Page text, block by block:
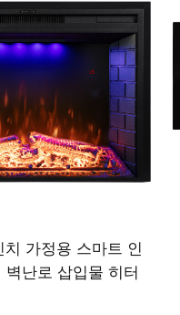
치 가정용 스마트 인
벽난로 삽입물 히터